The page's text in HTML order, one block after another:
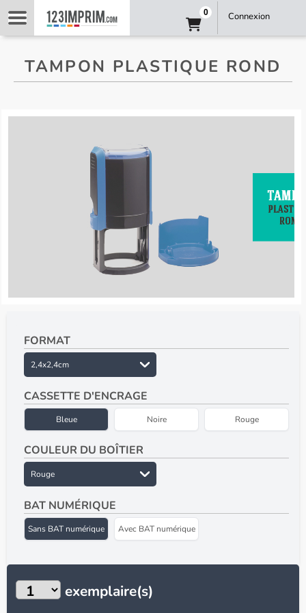
0 Connexion
TAMPON PLASTIQUE ROND
FORMAT
CASSETTE D'ENCRAGE
Bleue Noire Rouge
COULEUR DU BOÎTIER
BAT NUMÉRIQUE
Sans BAT numérique Avec BAT numérique
Visuel 1
exemplaire(s)